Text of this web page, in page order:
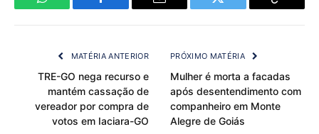
WhatsApp Facebook Email Twitter
Copy
MATÉRIA ANTERIOR
TRE-GO nega recurso e
mantém cassação de
vereador por compra de
votos em Iaciara-GO
PRÓXIMO MATÉRIA
Mulher é morta a facadas
após desentendimento com
companheiro em Monte
Alegre de Goiás